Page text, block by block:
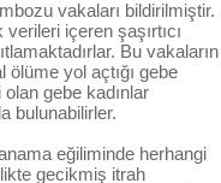
vakaları bildirilmiştir.
içeren şaşırtıcı
Bu vakaların
yol açtığı gebe
gebe kadınlar
bulunabilirler.
eğiliminde herhangi
gecikmiş itrah